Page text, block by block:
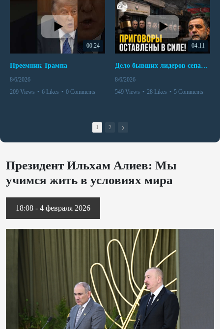
00:24
Преемник Трампа
8/6/2026
209 Views • 6 Likes • 0 Comments
04:11
Дело бывших лидеров сепаратистского режима в Карабахе
8/6/2026
549 Views • 28 Likes • 5 Comments
1 2
Президент Ильхам Алиев: Мы
учимся жить в условиях мира
18:08 - 4 февраля 2026